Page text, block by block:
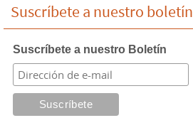
Suscríbete a nuestro boletín
Suscríbete a nuestro Boletín